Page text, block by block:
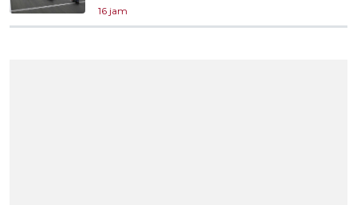
16 jam